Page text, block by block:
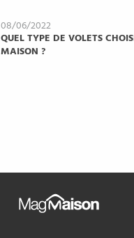
08/06/2022
QUEL TYPE DE VOLETS
MAISON ?
Mag
Maison